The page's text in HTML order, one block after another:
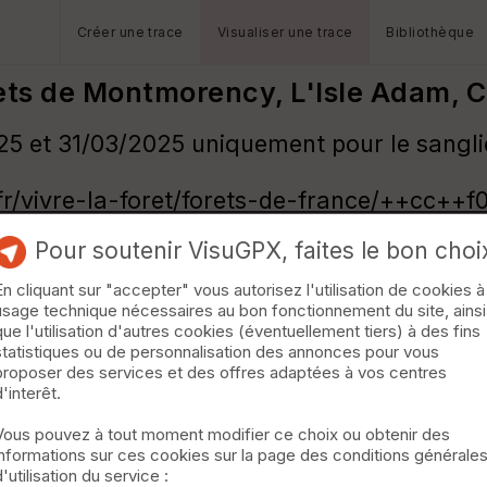
Créer une trace Visualiser une trace Bibliothèque
de Montmorency, L'Isle Adam,
et 31/03/2025 uniquement pour le
vivre-la-foret/forets-de-france/
la-foret/forets-de-france/
vivre-la-foret/forets-de-france/
%2B/de3::jours-chasses-en-foret-
vivre-la-foret/forets-de-france/
End et le Mercredi.
Pour soutenir VisuGPX, faites le bon
cliquant sur "accepter" vous autorisez l'utilisation de cookies à
technique nécessaires au bon fonctionnement du site, ainsi
l'utilisation d'autres cookies (éventuellement tiers) à des fins
ou de personnalisation des annonces pour vous
des services et des offres adaptées à vos centres
pouvez à tout moment modifier ce choix ou obtenir des
sur ces cookies sur la page des conditions générales
du service :